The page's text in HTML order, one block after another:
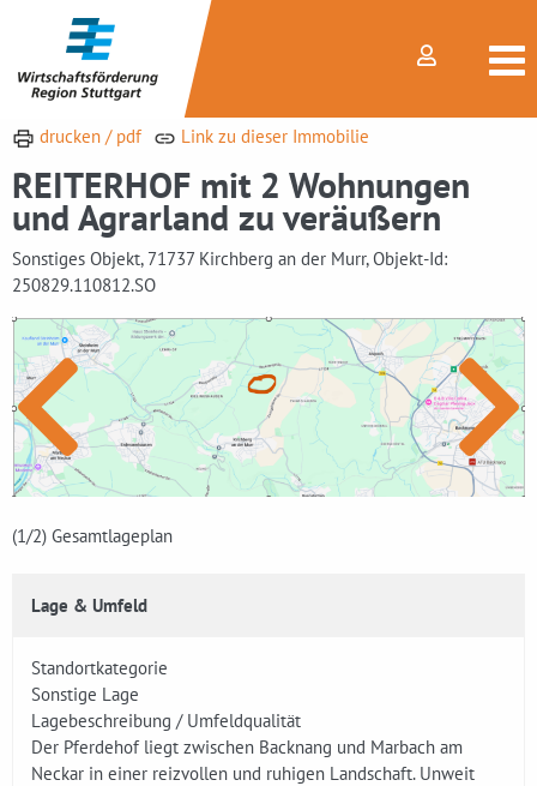
drucken / pdf Link zu dieser Immobilie
REITERHOF mit 2 Wohnungen
und Agrarland zu veräußern
Sonstiges Objekt, 71737 Kirchberg an der Murr, Objekt-Id:
250829.110812.SO
(1/2) Gesamtlageplan
Lage & Umfeld
Standortkategorie
Sonstige Lage
Lagebeschreibung / Umfeldqualität
Der Pferdehof liegt zwischen Backnang und Marbach am
Neckar in einer reizvollen und ruhigen Landschaft. Unweit